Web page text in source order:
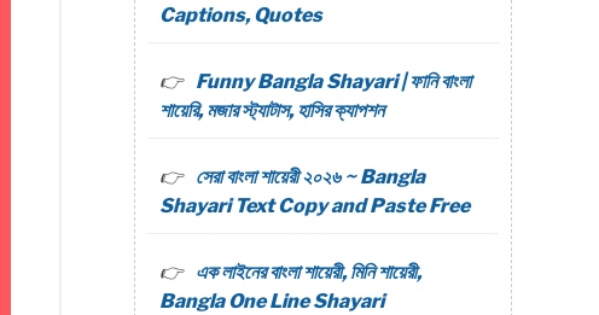
Captions, Quotes
Funny Bangla Shayari | ফানি বাংলা
শায়েরি, মজার স্ট্যাটাস, হাসির ক্যাপশন
সেরা বাংলা শায়েরী ২০২৬ ~ Bangla
Shayari Text Copy and Paste Free
এক লাইনের বাংলা শায়েরী, মিনি শায়েরী,
Bangla One Line Shayari